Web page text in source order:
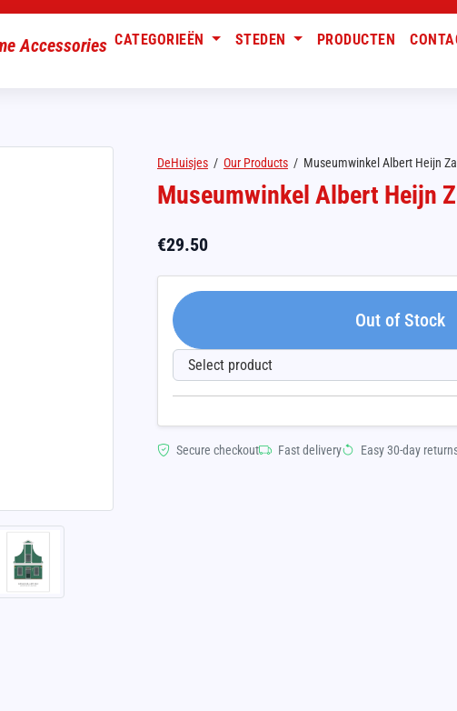
CATEGORIEËN STEDEN PRODUCTEN
DeHuisjes / Our Products / Museumwinkel Albert Heijn
Museumwinkel Albert Heijn
€29.50
Out of Stock
Secure checkout Fast delivery Easy 30-day